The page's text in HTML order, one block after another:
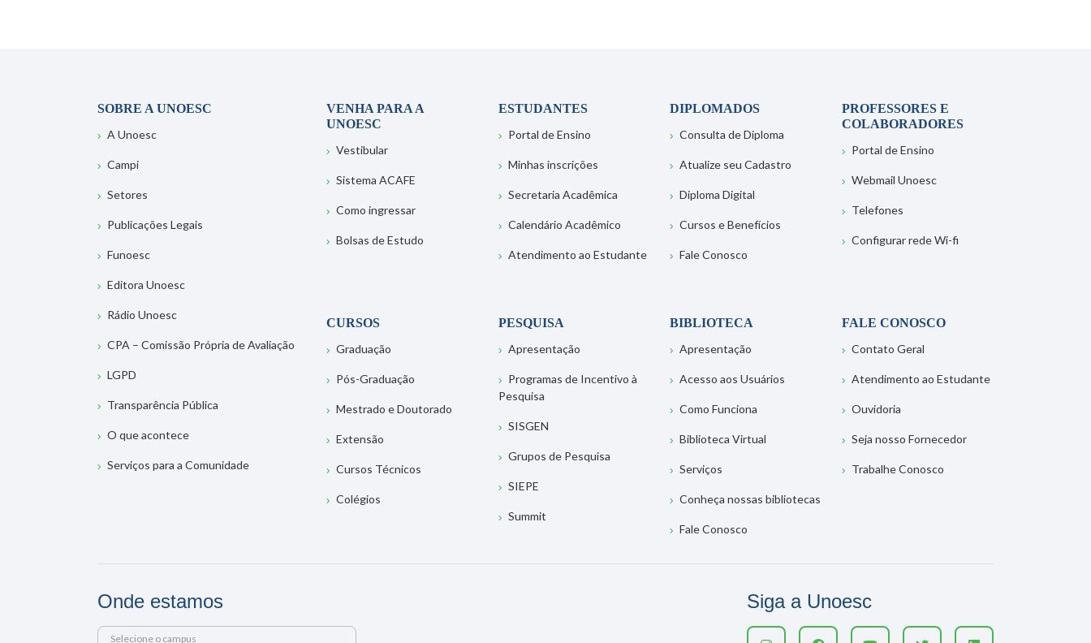
SOBRE A UNOESC
A Unoesc
Campi
Setores
Publicações Legais
Funoesc
Editora Unoesc
Rádio Unoesc
CPA – Comissão Própria de Avaliação
LGPD
Transparência Pública
O que acontece
Serviços para a Comunidade
VENHA PARA A
UNOESC
Vestibular
Sistema ACAFE
Como ingressar
Bolsas de Estudo
ESTUDANTES
Portal de Ensino
Minhas inscrições
Secretaria Acadêmica
Calendário Acadêmico
Atendimento ao Estudante
DIPLOMADOS
Consulta de Diploma
Atualize seu Cadastro
Diploma Digital
Cursos e Benefícios
Fale Conosco
PROFESSORES E
COLABORADORES
Portal de Ensino
Webmail Unoesc
Telefones
Configurar rede Wi-fi
CURSOS
Graduação
Pós-Graduação
Mestrado e Doutorado
Extensão
Cursos Técnicos
Colégios
PESQUISA
Apresentação
Programas de Incentivo à
Pesquisa
SISGEN
Grupos de Pesquisa
SIEPE
Summit
BIBLIOTECA
Apresentação
Acesso aos Usuários
Como Funciona
Biblioteca Virtual
Serviços
Conheça nossas bibliotecas
Fale Conosco
FALE CONOSCO
Contato Geral
Atendimento ao Estudante
Ouvidoria
Seja nosso Fornecedor
Trabalhe Conosco
Onde estamos
Selecione o campus
Siga a Unoesc